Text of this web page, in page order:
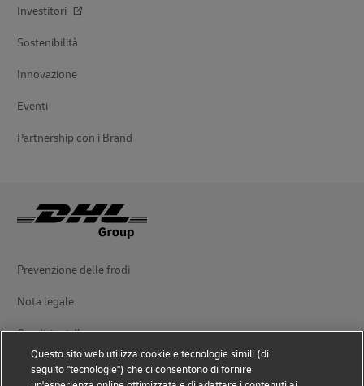
Investitori
Sostenibilità
Innovazione
Eventi
Partnership con i Brand
Prevenzione delle frodi
Nota legale
Condizioni d’uso
Avviso sulla privacy
Questo sito web utilizza cookie e tecnologie simili (di
seguito "tecnologie") che ci consentono di fornire